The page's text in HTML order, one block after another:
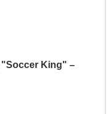
"Soccer King" –